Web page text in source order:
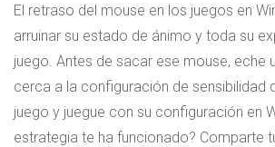
El retraso del mouse en los juegos en
arruinar su estado de ánimo y toda su
juego. Antes de sacar ese mouse, eche
cerca a la configuración de sensibilidad
juego y juegue con su configuración en
estrategia te ha funcionado? Comparte